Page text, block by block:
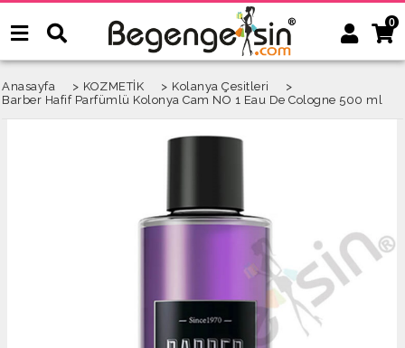
0
Anasayfa > KOZMETİK > Kolanya Çesitleri
>
Barber Hafif Parfümlü Kolonya Cam NO 1 Eau De Cologne 500 ml